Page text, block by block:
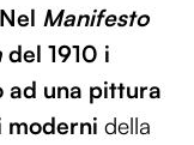
Nel Manifesto
del 1910 i
una pittura
moderni della